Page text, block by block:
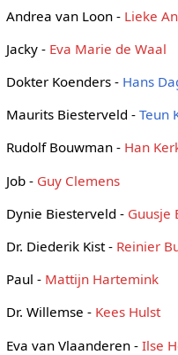
Andrea van Loon - Lieke
Jacky - Eva Marie de Waal
Dokter Koenders - Hans
Maurits Biesterveld - Teun
Rudolf Bouwman - Han
Job - Guy Clemens
Dynie Biesterveld - Guusje
Dr. Diederik Kist - Reinier
Paul - Mattijn Hartemink
Dr. Willemse - Kees Hulst
Eva van Vlaanderen - Ilse